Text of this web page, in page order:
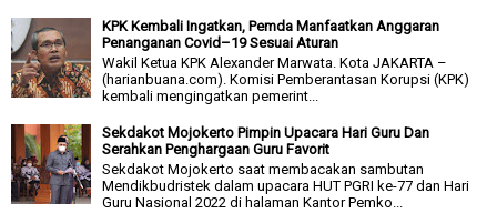
KPK Kembali Ingatkan, Pemda Manfaatkan Anggaran
Penanganan Covid–19 Sesuai Aturan
Wakil Ketua KPK Alexander Marwata. Kota JAKARTA –
(harianbuana.com). Komisi Pemberantasan Korupsi (KPK)
kembali mengingatkan pemerint...
Sekdakot Mojokerto Pimpin Upacara Hari Guru Dan
Serahkan Penghargaan Guru Favorit
Sekdakot Mojokerto saat membacakan sambutan
Mendikbudristek dalam upacara HUT PGRI ke-77 dan Hari
Guru Nasional 2022 di halaman Kantor Pemko...